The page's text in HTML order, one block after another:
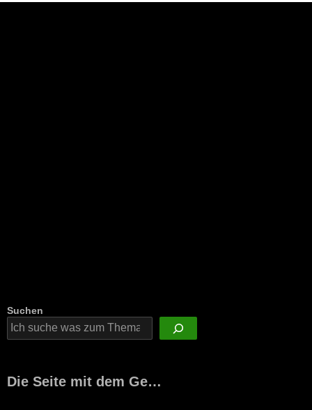
Suchen
Die Seite mit dem Ge…